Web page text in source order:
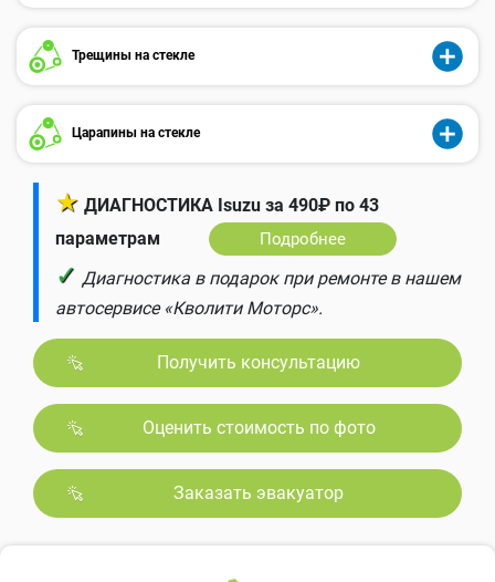
Трещины на стекле
Царапины на стекле
★ ДИАГНОСТИКА Isuzu за 490₽ по 43
параметрам
Подробнее
✓ Диагностика в подарок при ремонте в нашем
автосервисе «Кволити Моторс».
Получить консультацию
Оценить стоимость по фото
Заказать эвакуатор